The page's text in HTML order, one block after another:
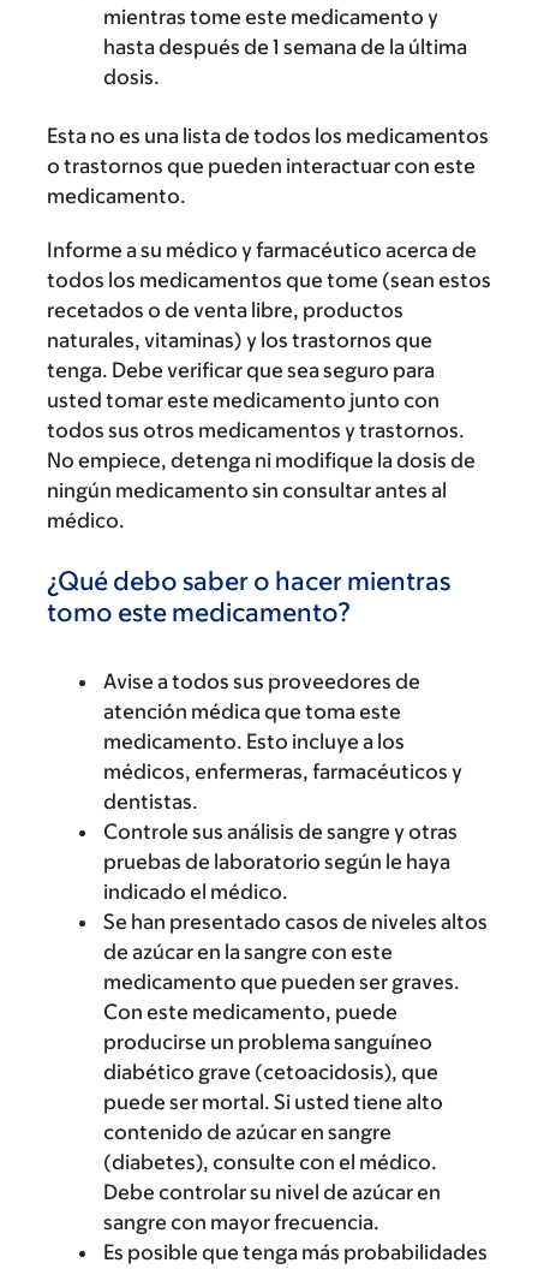
mientras tome este medicamento y
hasta después de 1 semana de la última
dosis.
Esta no es una lista de todos los medicamentos
o trastornos que pueden interactuar con este
medicamento.
Informe a su médico y farmacéutico acerca de
todos los medicamentos que tome (sean estos
recetados o de venta libre, productos
naturales, vitaminas) y los trastornos que
tenga. Debe verificar que sea seguro para
usted tomar este medicamento junto con
todos sus otros medicamentos y trastornos.
No empiece, detenga ni modifique la dosis de
ningún medicamento sin consultar antes al
médico.
¿Qué debo saber o hacer mientras
tomo este medicamento?
Avise a todos sus proveedores de
atención médica que toma este
medicamento. Esto incluye a los
médicos, enfermeras, farmacéuticos y
dentistas.
Controle sus análisis de sangre y otras
pruebas de laboratorio según le haya
indicado el médico.
Se han presentado casos de niveles altos
de azúcar en la sangre con este
medicamento que pueden ser graves.
Con este medicamento, puede
producirse un problema sanguíneo
diabético grave (cetoacidosis), que
puede ser mortal. Si usted tiene alto
contenido de azúcar en sangre
(diabetes), consulte con el médico.
Debe controlar su nivel de azúcar en
sangre con mayor frecuencia.
Es posible que tenga más probabilidades